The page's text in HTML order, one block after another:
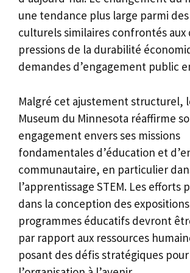
une tendance plus large parmi
culturels similaires confrontés aux
pressions de la durabilité
demandes d’engagement public
Malgré cet ajustement structurel,
Museum du Minnesota réaffirme
engagement envers ses missions
fondamentales d’éducation et
communautaire, en particulier
l’apprentissage STEM. Les efforts
dans la conception des
programmes éducatifs devront
par rapport aux ressources
posant des défis stratégiques pour